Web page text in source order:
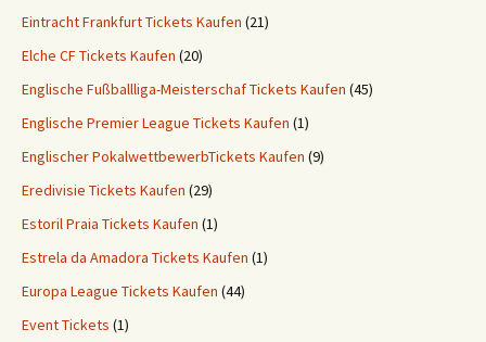
Eintracht Frankfurt Tickets Kaufen (21)
Elche CF Tickets Kaufen (20)
Englische Fußballliga-Meisterschaf Tickets Kaufen (45)
Englische Premier League Tickets Kaufen (1)
Englischer PokalwettbewerbTickets Kaufen (9)
Eredivisie Tickets Kaufen (29)
Estoril Praia Tickets Kaufen (1)
Estrela da Amadora Tickets Kaufen (1)
Europa League Tickets Kaufen (44)
Event Tickets (1)